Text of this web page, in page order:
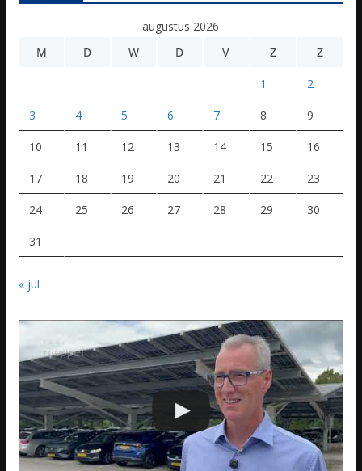
augustus 2026
M
D W D V Z Z
1 2
3 4 5 6 7 8 9
10 11 12 13 14 15 16
17 18 19 20 21 22 23
24 25 26 27 28 29 30
31
« jul